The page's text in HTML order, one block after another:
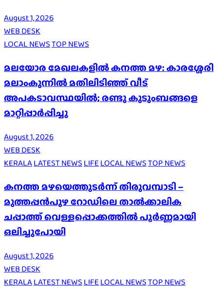
August 1, 2026
WEB DESK
LOCAL NEWSTOP NEWS
മലയോര മേഖലകളിൽ കനത്ത മഴ: കാരശ്ശേരി
മലാംകുന്നിൽ മതിലിടിഞ്ഞ് വീട്
അപകടാവസ്ഥയിൽ; രണ്ടു കുടുംബങ്ങളെ
മാറ്റിപ്പാർപ്പിച്ചു
August 1, 2026
WEB DESK
KERALALATEST NEWS LIFE LOCAL NEWSTOP NEWS
കനത്ത മഴയെത്തുടർന്ന് തിരുവമ്പാടി –
മുത്തപ്പൻപുഴ റോഡിലെ താൽക്കാലിക
ചപ്പാത്ത് വെള്ളപ്പൊക്കത്തിൽ പൂർണ്ണമായി
ഒലിച്ചുപോയി
August 1, 2026
WEB DESK
KERALALATEST NEWS LIFE LOCAL NEWSTOP NEWS